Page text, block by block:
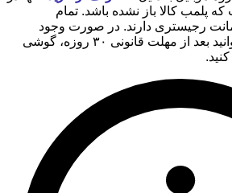
پلمب کالا باز نشده باشد. تمام
رجیستری دارند. در صورت وجود
مشکل رجیستری، می‌توانید بعد از مهلت قانونی ۳۰ روزه، گوشی